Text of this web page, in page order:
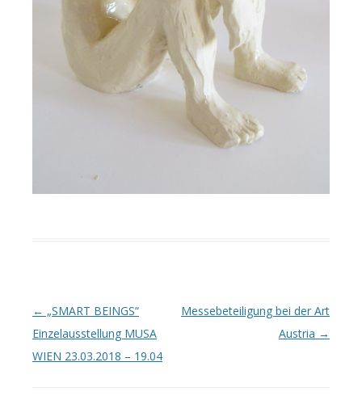
Artikel-Navigation
← „SMART BEINGS“
Einzelausstellung MUSA
WIEN 23.03.2018 – 19.04
Messebeteiligung bei der Art
Austria →